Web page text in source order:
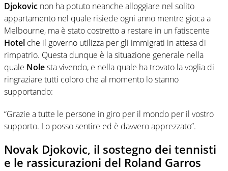
Djokovic non ha potuto neanche alloggiare nel solito
appartamento nel quale risiede ogni anno mentre gioca a
Melbourne, ma è stato costretto a restare in un fatiscente
Hotel che il governo utilizza per gli immigrati in attesa di
rimpatrio. Questa dunque è la situazione generale nella
quale Nolesta vivendo, e nella quale ha trovato la voglia di
ringraziare tutti coloro che al momento lo stanno
supportando:
“Grazie a tutte le persone in giro per il mondo per il vostro
supporto. Lo posso sentire ed è davvero apprezzato”.
Novak Djokovic, il sostegno dei tennisti
e le rassicurazioni del Roland Garros